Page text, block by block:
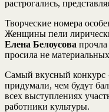
растрогались,
Творческие номера
Женщины пели
Елена Белоусова
просила не
Самый вкусный конкурс
придумали, чем будут
всех выступлениях
работники культуры.